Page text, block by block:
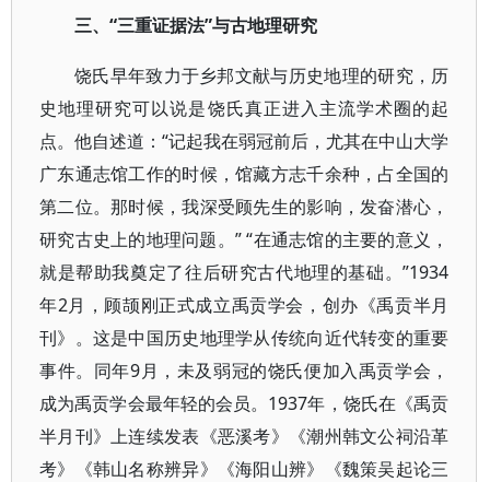
三、“三重证据法”与古地理研究
饶氏早年致力于乡邦文献与历史地理的研究，历
史地理研究可以说是饶氏真正进入主流学术圈的起
点。他自述道：“记起我在弱冠前后，尤其在中山大学
广东通志馆工作的时候，馆藏方志千余种，占全国的
第二位。那时候，我深受顾先生的影响，发奋潜心，
研究古史上的地理问题。” “在通志馆的主要的意义，
就是帮助我奠定了往后研究古代地理的基础。”1934
年2月，顾颉刚正式成立禹贡学会，创办《禹贡半月
刊》。这是中国历史地理学从传统向近代转变的重要
事件。同年9月，未及弱冠的饶氏便加入禹贡学会，
成为禹贡学会最年轻的会员。1937年，饶氏在《禹贡
半月刊》上连续发表《恶溪考》《潮州韩文公祠沿革
考》《韩山名称辨异》《海阳山辨》《魏策吴起论三